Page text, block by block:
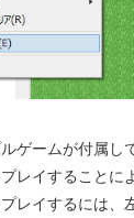
ゲームが付属し
レイすることに
レイするには、